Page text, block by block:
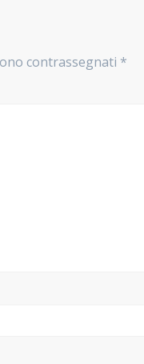
contrassegnati *